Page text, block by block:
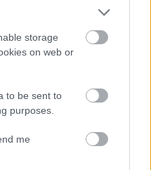
storage
on web or
to be sent to
purposes.
me
előre el